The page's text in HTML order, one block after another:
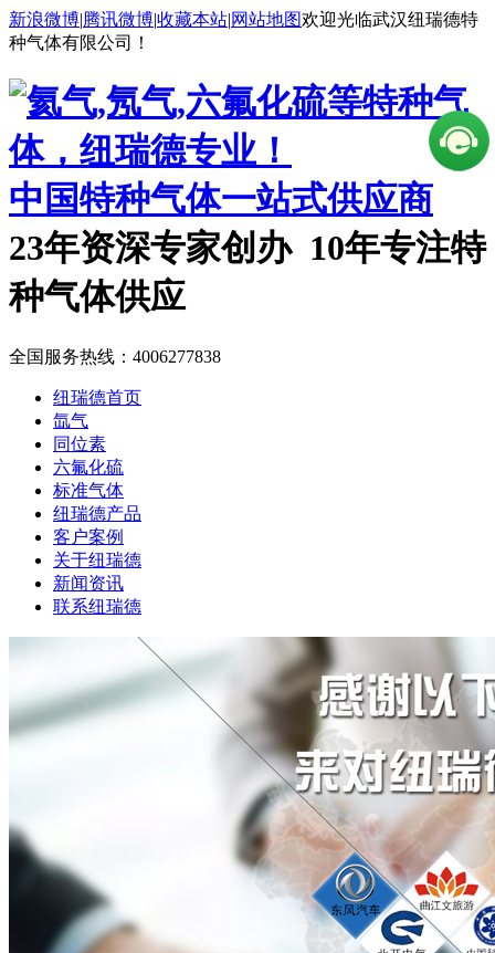
新浪微博|腾讯微博|收藏本站|网站地图欢迎光临武汉纽瑞德特
种气体有限公司！
中国特种气体一站式供应商
23年资深专家创办 10年专注特
种气体供应
全国服务热线： 4006277838
纽瑞德首页
氙气
同位素
六氟化硫
标准气体
纽瑞德产品
客户案例
关于纽瑞德
新闻资讯
联系纽瑞德